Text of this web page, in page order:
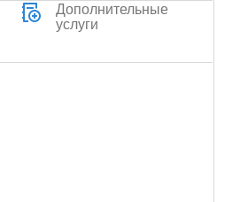
Дополнительные
услуги